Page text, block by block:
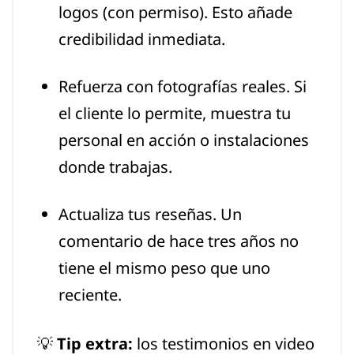
logos (con permiso). Esto añade
credibilidad inmediata.
Refuerza con fotografías reales. Si
el cliente lo permite, muestra tu
personal en acción o instalaciones
donde trabajas.
Actualiza tus reseñas. Un
comentario de hace tres años no
tiene el mismo peso que uno
reciente.
💡Tip extra: los testimonios en video